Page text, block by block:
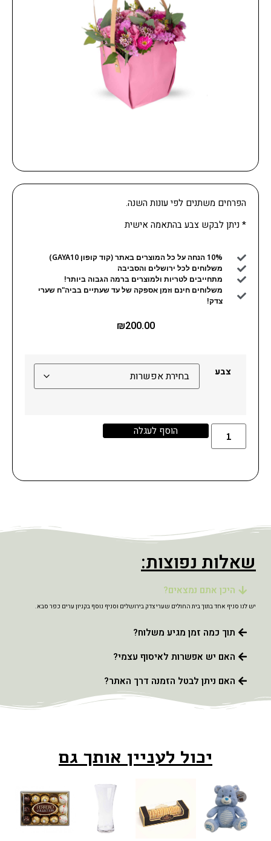
הפרחים משתנים לפי עונות השנה.
* ניתן לבקש צבע בהתאמה אישית
10% הנחה על כל המוצרים באתר (קוד קופון GAYA10)
משלוחים לכל ירושלים והסביבה
מתחייבים לטריות ולמוצרים ברמה הגבוה ביותר!
משלוחים חינם וזמן אספקה של עד שעתיים בביה"ח שערי
צדק!
₪200.00
צבע
הוסף לעגלה
שאלות נפוצות:
היכן אתם נמצאים?
יש לנו סניף אחד בתוך בית החולים שערי צדק בירושלים וסניף נוסף בקניון ערים כפר סבא.
תוך כמה זמן מגיע משלוח?
האם יש אפשרות לאיסוף עצמי?
האם ניתן לבטל הזמנה דרך האתר?
יכול לעניין אותך גם